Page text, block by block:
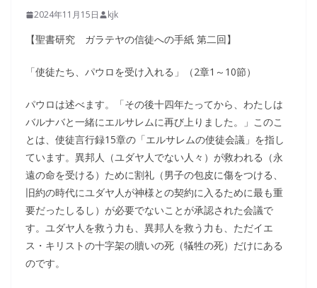
2024年11月15日 kjk
【聖書研究 ガラテヤの信徒への手紙 第二回】
「使徒たち、パウロを受け入れる」（2章1～10節）
パウロは述べます。「その後十四年たってから、わたしは
バルナバと一緒にエルサレムに再び上りました。」このこ
とは、使徒言行録15章の「エルサレムの使徒会議」を指し
ています。異邦人（ユダヤ人でない人々）が救われる（永
遠の命を受ける）ために割礼（男子の包皮に傷をつける、
旧約の時代にユダヤ人が神様との契約に入るために最も重
要だったしるし）が必要でないことが承認された会議で
す。ユダヤ人を救う力も、異邦人を救う力も、ただイエ
ス・キリストの十字架の贖いの死（犠牲の死）だけにある
のです。